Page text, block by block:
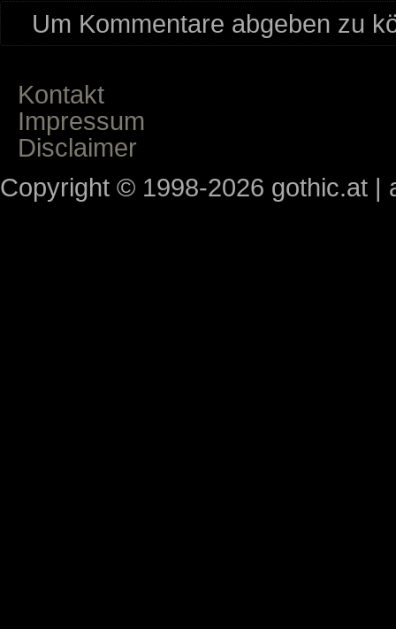
Um Kommentare abgeben zu
Kontakt
Impressum
Disclaimer
Copyright © 1998-2026 gothic.at |